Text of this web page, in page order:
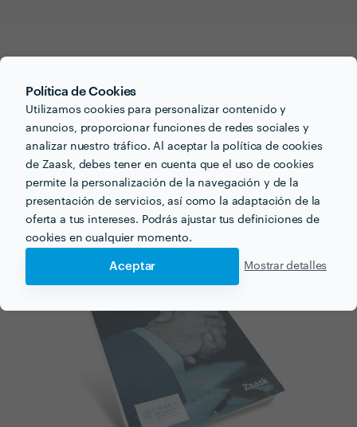
Política de Cookies
Utilizamos cookies para personalizar contenido y
anuncios, proporcionar funciones de redes sociales y
analizar nuestro tráfico. Al aceptar la política de cookies
de Zaask, debes tener en cuenta que el uso de cookies
permite la personalización de la navegación y de la
presentación de servicios, así como la adaptación de la
oferta a tus intereses. Podrás ajustar tus definiciones de
cookies en cualquier momento.
Aceptar Mostrar detalles
Zaask en Cubas de la Sagra
43 profesionales disponibles
4.7 Media de valoraciones
servicios realizados